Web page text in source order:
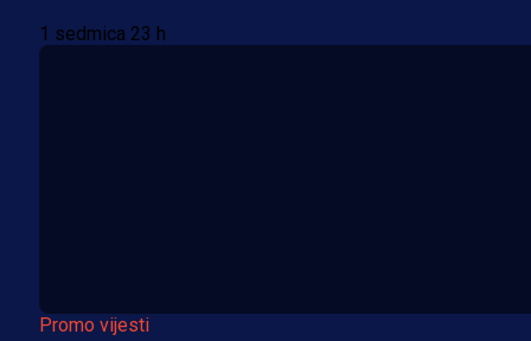
1 sedmica 23 h
Promo vijesti